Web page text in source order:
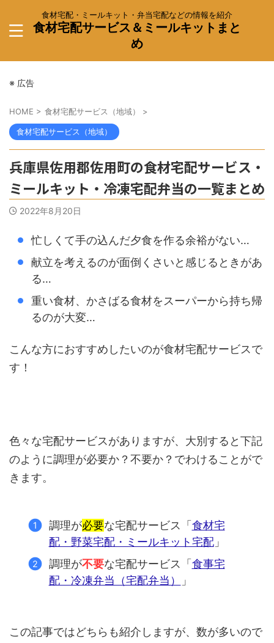
食材宅配・ミールキット・弁当宅配などの情報を紹介
食材宅配サービス＆ミールキットまと
め
※ 広告
HOME > 食材宅配サービス（地域） >
食材宅配サービス（地域）
兵庫県佐用郡佐用町の食材宅配サービス・
ミールキット・冷凍宅配弁当の一覧まとめ
2022年8月20日
忙しくて手の込んだ夕食を作る余裕がない…
献立を考えるのが面倒くさいと感じるときがあ
る…
重い食材、かさばる食材をスーパーから持ち帰
るのが大変…
こんな方におすすめしたいのが食材宅配サービスで
す！
色々な宅配サービスがありますが、大別すると下記
のように調理が必要か？不要か？でわけることがで
きます。
調理が必要な宅配サービス「食材宅
配・野菜宅配・ミールキット宅配」
調理が不要な宅配サービス「食事宅
配・冷凍弁当（宅配弁当）
」
この記事ではどちらも紹介しますが、数が多いので